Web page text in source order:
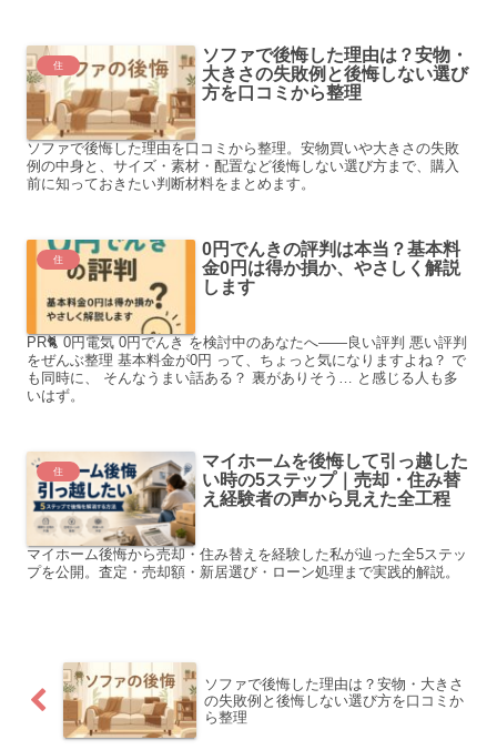
住
ソファで後悔した理由は？安物・
大きさの失敗例と後悔しない選び
方を口コミから整理
ソファで後悔した理由を口コミから整理。安物買いや大きさの失敗
例の中身と、サイズ・素材・配置など後悔しない選び方まで、購入
前に知っておきたい判断材料をまとめます。
住
0円でんきの評判は本当？基本料
金0円は得か損か、やさしく解説
します
PR🐈 0円電気 0円でんき を検討中のあなたへ——良い評判 悪い評判
をぜんぶ整理 基本料金が0円 って、ちょっと気になりますよね？ で
も同時に、 そんなうまい話ある？ 裏がありそう… と感じる人も多
いはず。
住
マイホームを後悔して引っ越した
い時の5ステップ｜売却・住み替
え経験者の声から見えた全工程
マイホーム後悔から売却・住み替えを経験した私が辿った全5ステッ
プを公開。査定・売却額・新居選び・ローン処理まで実践的解説。
ソファで後悔した理由は？安物・大きさ
の失敗例と後悔しない選び方を口コミか
ら整理